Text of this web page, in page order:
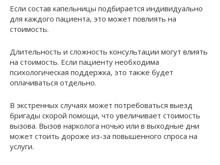
Если состав капельницы подбирается индивидуально
для каждого пациента, это может повлиять на
стоимость.
Длительность и сложность консультации могут влиять
на стоимость. Если пациенту необходима
психологическая поддержка, это также будет
оплачиваться отдельно.
В экстренных случаях может потребоваться выезд
бригады скорой помощи, что увеличивает стоимость
вызова. Вызов нарколога ночью или в выходные дни
может стоить дороже из-за повышенного спроса на
услуги.